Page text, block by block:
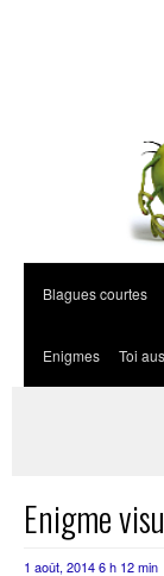
Blagues courtes
Enigmes Toi
Enigme
1 août, 2014 6 h 12 min